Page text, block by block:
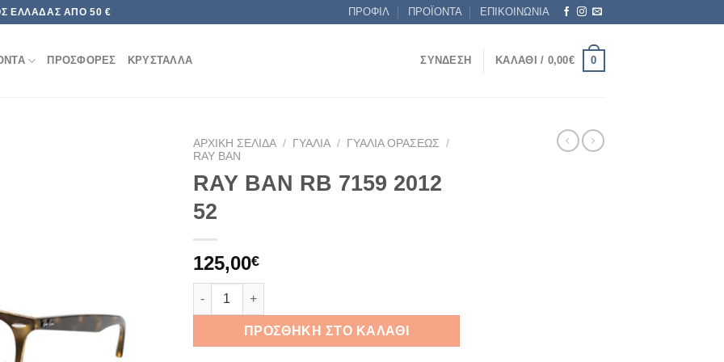
ΕΛΛΆΔΑΣ ΑΠΌ 50 € ΠΡΟΦΙΛ ΠΡΟΪΟΝΤΑ ΕΠΙΚΟΙΝΩΝΙΑ
ΠΡΟΣΦΟΡΕΣ ΚΡΥΣΤΑΛΛΑ ΣΎΝΔΕΣΗ ΚΑΛΆΘΙ / 0,00€ 0
ΑΡΧΙΚΉ ΣΕΛΊΔΑ / ΓΥΑΛΙΆ / ΓΥΑΛΙΆ ΟΡΆΣΕΩΣ
/
RAY BAN
RAY BAN RB 7159 2012
52
125,00€
RAY BAN RB 7159 2012 52 ποσότητα
ΠΡΟΣΘΉΚΗ ΣΤΟ ΚΑΛΆΘΙ